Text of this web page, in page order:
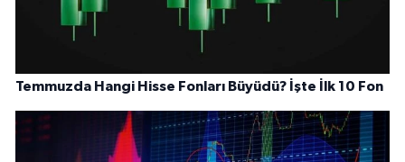
Temmuzda Hangi Hisse Fonları Büyüdü? İşte İlk 10 Fon